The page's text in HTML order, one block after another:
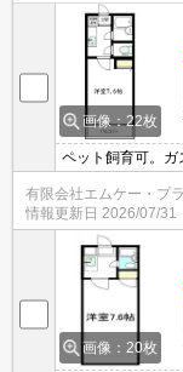
画像：22枚
ペット飼育可。ガ
まで徒歩圏内。野
乗車21分で金沢
有限会社エムケー・プ
情報更新日 2026/07/31
画像：20枚